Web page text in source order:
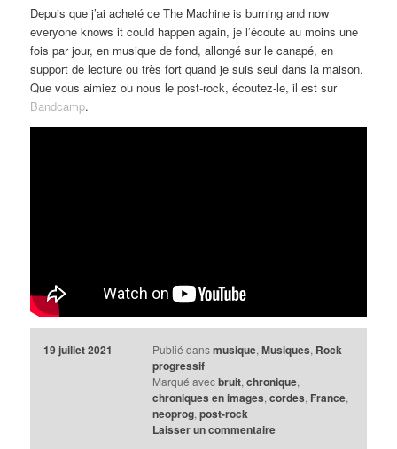
Depuis que j’ai acheté ce The Machine is burning and now
everyone knows it could happen again, je l’écoute au moins une
fois par jour, en musique de fond, allongé sur le canapé, en
support de lecture ou très fort quand je suis seul dans la maison.
Que vous aimiez ou nous le post-rock, écoutez-le, il est sur
Bandcamp.
19 juillet 2021 Publié dans musique, Musiques, Rock
progressif
Marqué avec bruit, chronique,
chroniques en images, cordes, France,
neoprog, post-rock
Laisser un commentaire